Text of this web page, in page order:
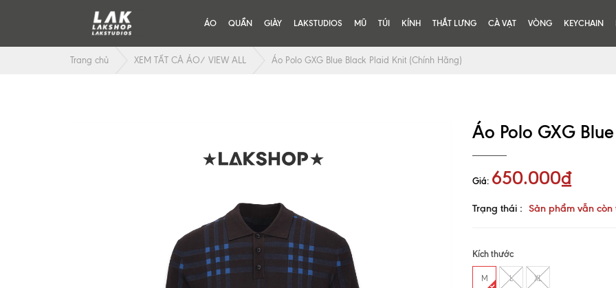
ÁO QUẦN GIÀY LAKSTUDIOS MŨ TÚI KÍNH THẮT LƯNG CÀ VẠT VÒNG KEYCHAIN
Trang chủ XEM TẤT CẢ ÁO/ VIEW ALL Áo Polo GXG Blue Black Plaid Knit (Chính Hãng)
Áo Polo GXG
Giá: 650.000₫
Trạng thái : Sản phẩm vẫn
Kích thước
M L XL